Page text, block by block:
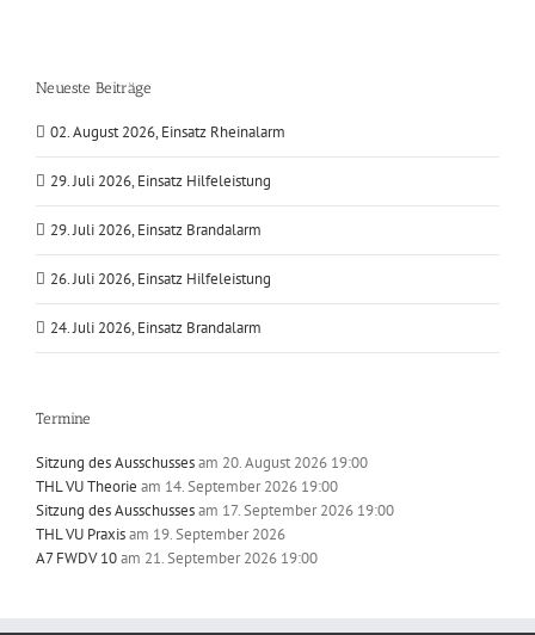
Neueste Beiträge
02. August 2026, Einsatz Rheinalarm
29. Juli 2026, Einsatz Hilfeleistung
29. Juli 2026, Einsatz Brandalarm
26. Juli 2026, Einsatz Hilfeleistung
24. Juli 2026, Einsatz Brandalarm
Termine
Sitzung des Ausschussesam 20. August 2026 19:00
THL VU Theorie am 14. September 2026 19:00
Sitzung des Ausschussesam 17. September 2026 19:00
THL VU Praxisam 19. September 2026
A7 FWDV 10am 21. September 2026 19:00